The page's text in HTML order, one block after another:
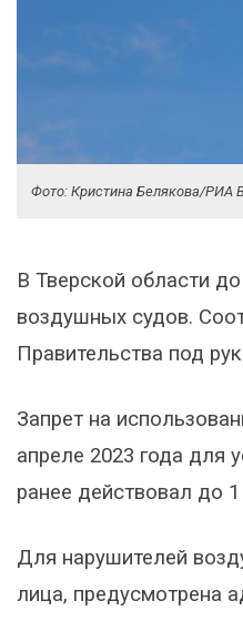
Фото: Кристина Белякова/РИА
В Тверской области
воздушных судов.
Правительства под
Запрет на
апреле 2023 года для
ранее действовал до
Для нарушителей
лица, предусмотрена